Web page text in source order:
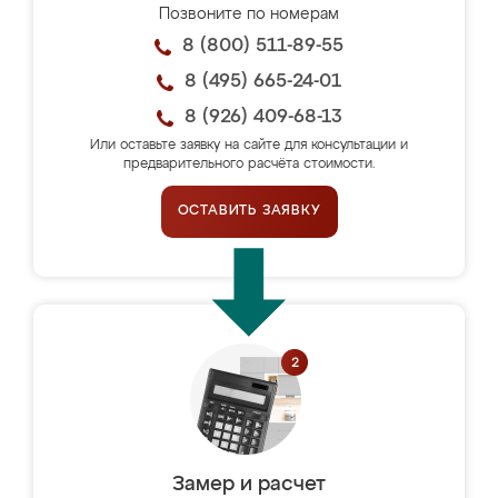
Позвоните по номерам
8 (800) 511-89-55
8 (495) 665-24-01
8 (926) 409-68-13
Или оставьте заявку на сайте для консультации и
предварительного расчёта стоимости.
ОСТАВИТЬ ЗАЯВКУ
Замер и расчет